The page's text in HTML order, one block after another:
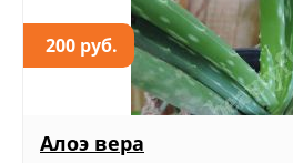
200 руб.
Алоэ вера